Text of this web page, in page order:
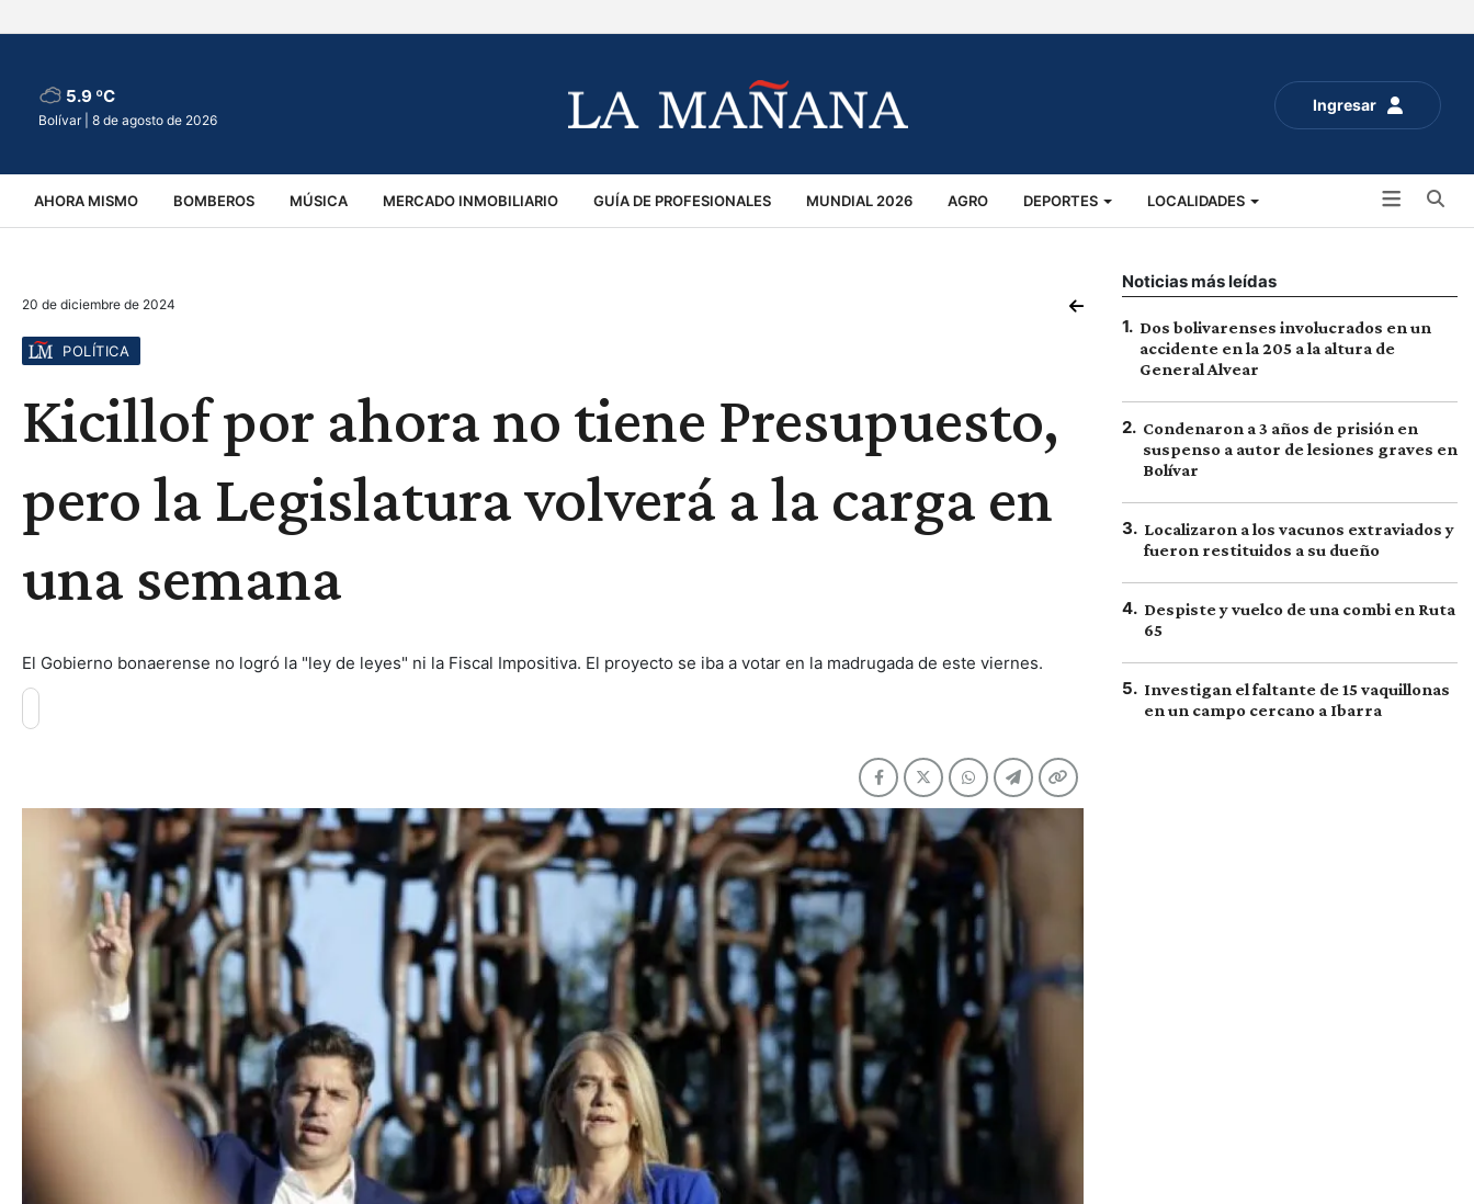
Ingresar
5.9 ºC
Bolívar | 8 de agosto de 2026
AHORA MISMO BOMBEROS MÚSICA MERCADO INMOBILIARIO GUÍA DE PROFESIONALES MUNDIAL 2026 AGRO DEPORTES LOCALIDADES
VIRALES ACCIDENTES
20 de diciembre de 2024
POLÍTICA
Kicillof por ahora no tiene Presupuesto,
pero la Legislatura volverá a la carga en
una semana
El Gobierno bonaerense no logró la "ley de leyes" ni la Fiscal Impositiva. El proyecto se iba a votar en la madrugada de este viernes.
Noticias más leídas
1. Dos bolivarenses involucrados en un
accidente en la 205 a la altura de
General Alvear
2. Condenaron a 3 años de prisión en
suspenso a autor de lesiones graves en
Bolívar
3. Localizaron a los vacunos extraviados y
fueron restituidos a su dueño
4. Despiste y vuelco de una combi en Ruta
65
5. Investigan el faltante de 15 vaquillonas
en un campo cercano a Ibarra